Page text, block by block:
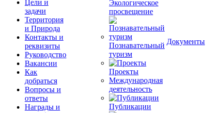
Цели и
задачи
Территория
и Природа
Контакты и
реквизиты
Руководство
Вакансии
Как
добраться
Вопросы и
ответы
Награды и
Экологическое
просвещение
Познавательный
туризм
Проекты
Международная
деятельность
Публикации
Документы